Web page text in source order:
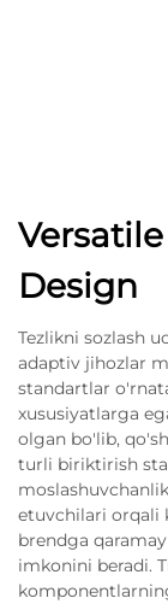
Design
Tezlikni sozlash
adaptiv jihozlar
standartlar
xususiyatlarga
olgan bo'lib,
turli biriktirish
etuvchilari orqali
brendga
imkonini beradi.